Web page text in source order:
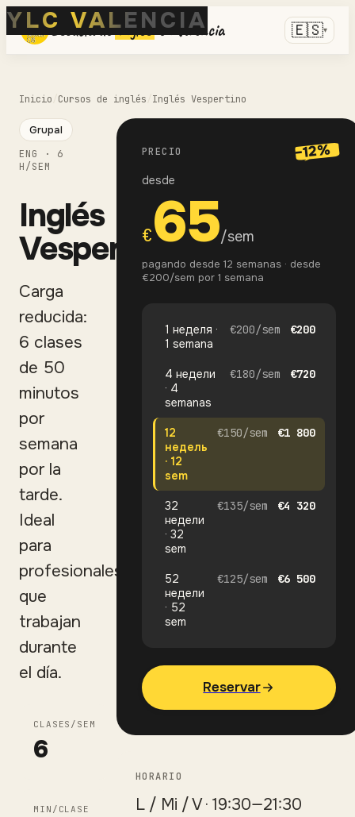
YLC VALENCIA
Escuela de inglésen Valencia 🇪🇸▾
Inicio Cursos de inglés Inglés Vespertino
Grupal
ENG · 6
H/SEM
Inglés
Vespertino
Carga
reducida:
6 clases
de 50
minutos
por
semana
por la
tarde.
Ideal
para
profesionales
que
trabajan
durante
el día.
CLASES/SEM
6
MIN/CLASE
PRECIO −12%
desde
€65/sem
pagando desde 12 semanas · desde
€200/sem por 1 semana
1 неделя ·
1 semana
€200/sem €200
4 недели
· 4
semanas
€180/sem €720
12
недель
· 12
sem
€150/sem €1 800
32
недели
· 32
sem
€135/sem €4 320
52
недели
· 52
sem
€125/sem €6 500
Reservar
HORARIO
L / Mi / V · 19:30—21:30